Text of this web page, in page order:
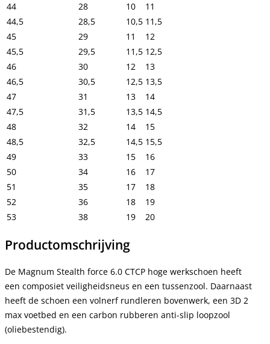
44
28 10
11
44,5
28,5 10,5 11,5
45
29 11
12
45,5
29,5 11,5 12,5
46
30 12
13
46,5
30,5 12,5 13,5
47
31 13
14
47,5
31,5 13,5 14,5
48
32 14
15
48,5
32,5 14,5 15,5
49
33 15
16
50
34 16
17
51
35 17
18
52
36 18
19
53
38 19 20
Productomschrijving
De Magnum Stealth force 6.0 CTCP hoge werkschoen heeft
een composiet veiligheidsneus en een tussenzool. Daarnaast
heeft de schoen een volnerf rundleren bovenwerk, een 3D 2
max voetbed en een carbon rubberen anti-slip loopzool
(oliebestendig).